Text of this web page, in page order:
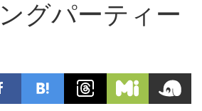
グパーティー